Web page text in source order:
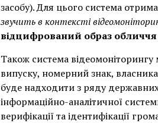
засобу). Для цього система
звучить в контексті
відцифрований образ
Також система
випуску, номерний знак,
буде надходити з ряду
інформаційно-аналітичної
верифікації та ідентифікації